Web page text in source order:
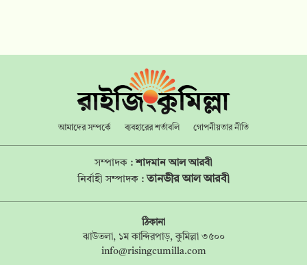
আমাদের সম্পর্কে ব্যবহারের শর্তাবলি গোপনীয়তার নীতি
সম্পাদক :শাদমান আল আরবী
নির্বাহী সম্পাদক : তানভীর আল আরবী
ঠিকানা
ঝাউতলা, ১ম কান্দিরপাড়, কুমিল্লা ৩৫০০
info@risingcumilla.com